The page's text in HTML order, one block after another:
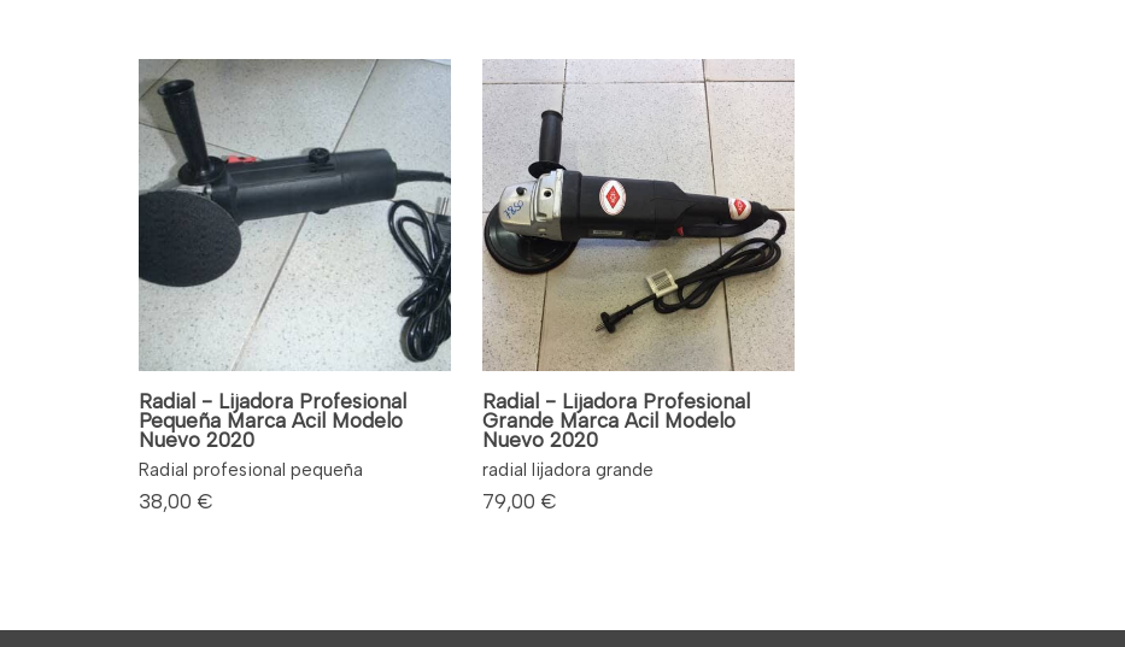
Radial - Lijadora Profesional
Pequeña Marca Acil Modelo
Nuevo 2020
Radial profesional pequeña
38,00 €
Radial - Lijadora Profesional
Grande Marca Acil Modelo
Nuevo 2020
radial lijadora grande
79,00 €